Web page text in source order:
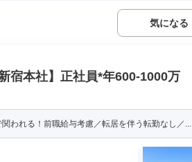
気になる
宿本社】正社員*年600-1000万
われる！前職給与考慮／転居を伴う転勤なし／...